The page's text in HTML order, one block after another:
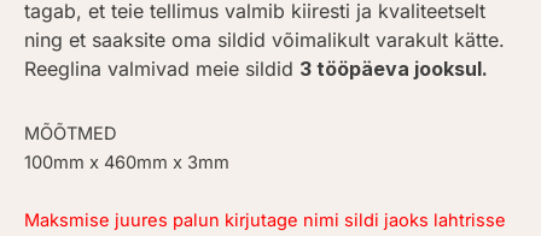
tagab, et teie tellimus valmib kiiresti ja kvaliteetselt
ning et saaksite oma sildid võimalikult varakult kätte.
Reeglina valmivad meie sildid 3 tööpäeva jooksul.
MÕÕTMED
100mm x 460mm x 3mm
Maksmise juures palun kirjutage nimi sildi jaoks lahtrisse